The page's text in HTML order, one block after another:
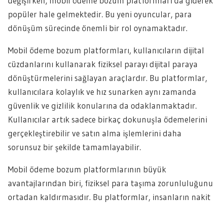
popüler hale gelmektedir. Bu yeni oyuncular, para
dönüşüm sürecinde önemli bir rol oynamaktadır.
Mobil ödeme bozum platformları, kullanıcıların dijital
cüzdanlarını kullanarak fiziksel parayı dijital paraya
dönüştürmelerini sağlayan araçlardır. Bu platformlar,
kullanıcılara kolaylık ve hız sunarken aynı zamanda
güvenlik ve gizlilik konularına da odaklanmaktadır.
Kullanıcılar artık sadece birkaç dokunuşla ödemelerini
gerçekleştirebilir ve satın alma işlemlerini daha
sorunsuz bir şekilde tamamlayabilir.
Mobil ödeme bozum platformlarının büyük
avantajlarından biri, fiziksel para taşıma zorunluluğunu
ortadan kaldırmasıdır. Bu platformlar, insanların nakit